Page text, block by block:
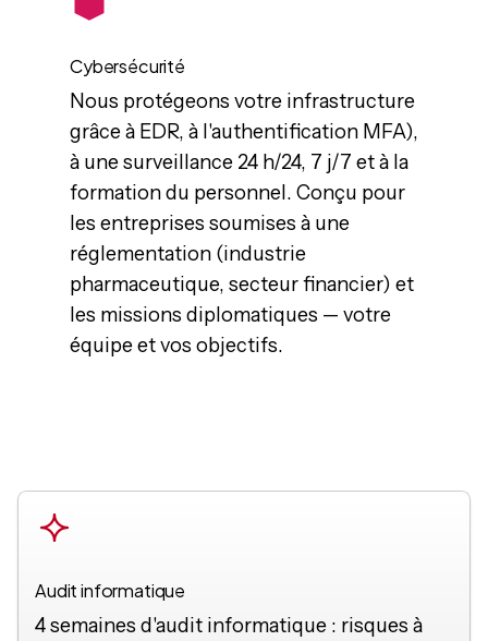
Cybersécurité
Nous protégeons votre infrastructure
grâce à EDR, à l'authentification MFA),
à une surveillance 24 h/24, 7 j/7 et à la
formation du personnel. Conçu pour
les entreprises soumises à une
réglementation (industrie
pharmaceutique, secteur financier) et
les missions diplomatiques — votre
équipe et vos objectifs.
Audit informatique
4 semaines d'audit informatique : risques à